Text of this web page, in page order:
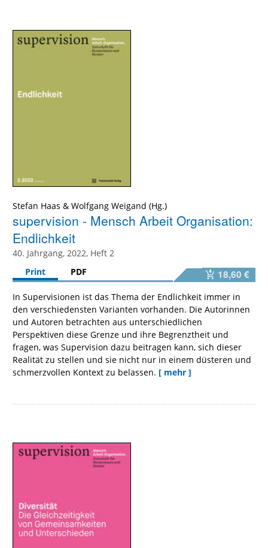
Stefan Haas & Wolfgang Weigand
supervision - Mensch Arbeit Organisation:
Endlichkeit
40. Jahrgang, 2022, Heft 2
Print
PDF 18,60 €
In Supervisionen ist das Thema der Endlichkeit immer in
den verschiedensten Varianten vorhanden. Die Autorinnen
und Autoren betrachten aus unterschiedlichen
Perspektiven diese Grenze und ihre Begrenztheit und
fragen, was Supervision dazu beitragen kann, sich dieser
Realität zu stellen und sie nicht nur in einem düsteren und
schmerzvollen Kontext zu belassen. [ mehr ]